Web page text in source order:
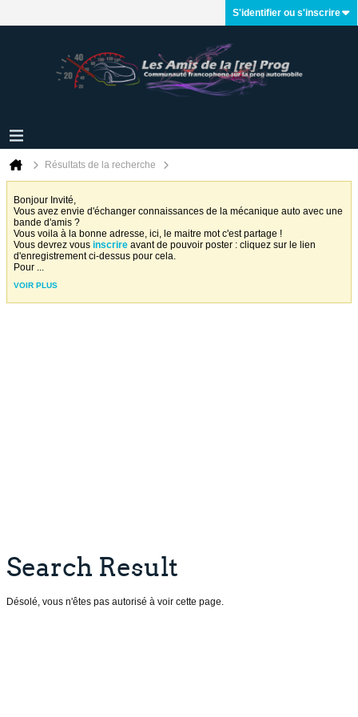
S'identifier ou s'inscrire
Résultats de la recherche
Bonjour Invité,
Vous avez envie d'échanger connaissances de la mécanique auto avec une
bande d'amis ?
Vous voila à la bonne adresse, ici, le maitre mot c'est partage !
Vous devrez vous inscrire avant de pouvoir poster : cliquez sur le lien
d'enregistrement ci-dessus pour cela.
Pour ...
VOIR PLUS
Search Result
Désolé, vous n'êtes pas autorisé à voir cette page.